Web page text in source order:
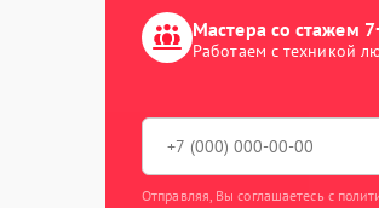
Мастера со стажем
Работаем с техникой
Отправляя, Вы соглашаетесь с